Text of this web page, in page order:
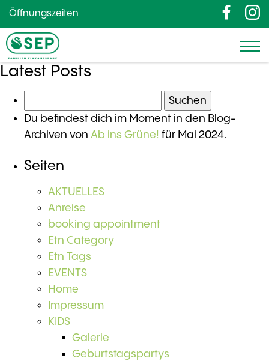
Öffnungszeiten
Latest Posts
nach:
Du befindest dich im Moment in den Blog-
Archiven von Ab ins Grüne! für Mai 2024.
Seiten
AKTUELLES
Anreise
booking appointment
Etn Category
Etn Tags
EVENTS
Home
Impressum
KIDS
Galerie
Geburtstagspartys